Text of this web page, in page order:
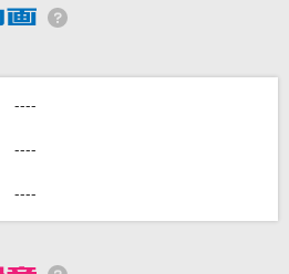
メオープニングVer.)
----
----
----